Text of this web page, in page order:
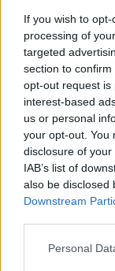
If you wish to
processing of
targeted
section to
opt-out request is
interest-based
us or personal
your opt-out. You
disclosure of
IAB’s list of
also be disclosed
Downstream
Personal
Semi di
ISemi di Chia
keto-friendly
Sono piccoli
la capacità di